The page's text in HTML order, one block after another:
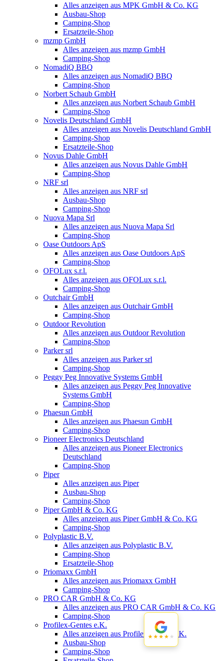
Alles anzeigen aus MPK GmbH & Co. KG
Ausbau-Shop
Camping-Shop
Ersatzteile-Shop
mzmp GmbH
Alles anzeigen aus mzmp GmbH
Camping-Shop
NomadiQ BBQ
Alles anzeigen aus NomadiQ BBQ
Camping-Shop
Norbert Schaub GmbH
Alles anzeigen aus Norbert Schaub GmbH
Camping-Shop
Novelis Deutschland GmbH
Alles anzeigen aus Novelis Deutschland GmbH
Camping-Shop
Ersatzteile-Shop
Novus Dahle GmbH
Alles anzeigen aus Novus Dahle GmbH
Camping-Shop
NRF srl
Alles anzeigen aus NRF srl
Ausbau-Shop
Camping-Shop
Nuova Mapa Srl
Alles anzeigen aus Nuova Mapa Srl
Camping-Shop
Oase Outdoors ApS
Alles anzeigen aus Oase Outdoors ApS
Camping-Shop
OFOLux s.r.l.
Alles anzeigen aus OFOLux s.r.l.
Camping-Shop
Outchair GmbH
Alles anzeigen aus Outchair GmbH
Camping-Shop
Outdoor Revolution
Alles anzeigen aus Outdoor Revolution
Camping-Shop
Parker srl
Alles anzeigen aus Parker srl
Camping-Shop
Peggy Peg Innovative Systems GmbH
Alles anzeigen aus Peggy Peg Innovative
Systems GmbH
Camping-Shop
Phaesun GmbH
Alles anzeigen aus Phaesun GmbH
Camping-Shop
Pioneer Electronics Deutschland
Alles anzeigen aus Pioneer Electronics
Deutschland
Camping-Shop
Piper
Alles anzeigen aus Piper
Ausbau-Shop
Camping-Shop
Piper GmbH & Co. KG
Alles anzeigen aus Piper GmbH & Co. KG
Camping-Shop
Polyplastic B.V.
Alles anzeigen aus Polyplastic B.V.
Camping-Shop
Ersatzteile-Shop
Priomaxx GmbH
Alles anzeigen aus Priomaxx GmbH
Camping-Shop
PRO CAR GmbH & Co. KG
Alles anzeigen aus PRO CAR GmbH & Co. KG
Camping-Shop
Profilex-Gentes e.K.
Alles anzeigen aus Profilex-Gentes e.K.
Ausbau-Shop
Camping-Shop
★★★★★
★★★★★